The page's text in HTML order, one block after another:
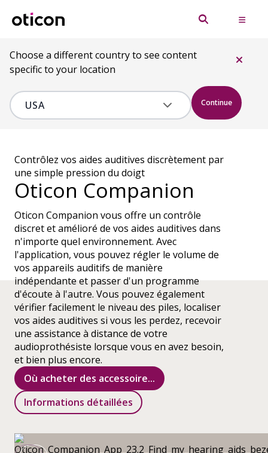
Choose a different country to see content
specific to your location
Continue
Contrôlez vos aides auditives discrètement par
une simple pression du doigt
Oticon Companion
Oticon Companion vous offre un contrôle
discret et amélioré de vos aides auditives dans
n'importe quel environnement. Avec
l'application, vous pouvez régler le volume de
vos appareils auditifs de manière
indépendante et passer d'un programme
d'écoute à l'autre. Vous pouvez également
vérifier facilement le niveau des piles, localiser
vos aides auditives si vous les perdez, recevoir
une assistance à distance de votre
audioprothésiste lorsque vous en avez besoin,
et bien plus encore.
Où acheter des accessoire...
Informations détaillées